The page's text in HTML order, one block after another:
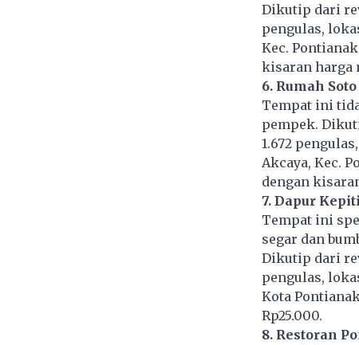
Dikutip dari
pengulas,
Kec.
kisaran harga
6. Rumah
Tempat ini
pempek.
1.672
Akcaya, Kec.
dengan
7. Dapur
Tempat ini
segar dan
Dikutip dari
pengulas,
Kota
Rp25.000.
8. Restoran